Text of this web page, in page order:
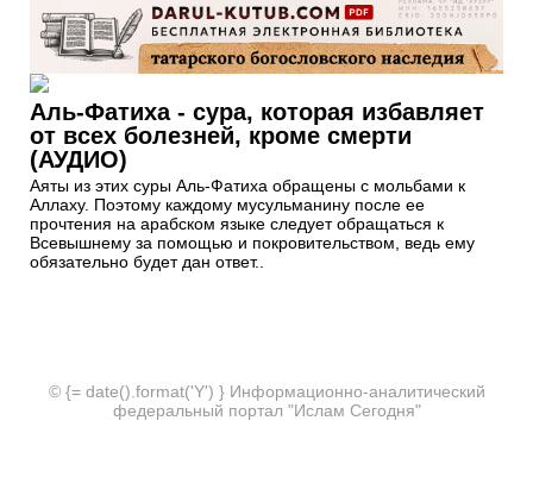
Аль-Фатиха - сура, которая избавляет
от всех болезней, кроме смерти
(АУДИО)
Аяты из этих суры Аль-Фатиха обращены с мольбами к
Аллаху. Поэтому каждому мусульманину после ее
прочтения на арабском языке следует обращаться к
Всевышнему за помощью и покровительством, ведь ему
обязательно будет дан ответ..
© {= date().format('Y') } Информационно-аналитический
федеральный портал "Ислам Сегодня"